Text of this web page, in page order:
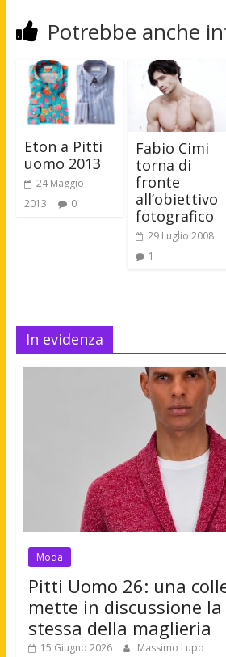
Potrebbe anche
Eton a Pitti
uomo 2013
24 Maggio
2013
0
Fabio Cimi
torna di
fronte
all’obiettivo
fotografico
29 Luglio 2008
1
In evidenza
Moda
Pitti Uomo 26: una
mette in discussione la
stessa della maglieria
15 Giugno 2026 Massimo Lupo